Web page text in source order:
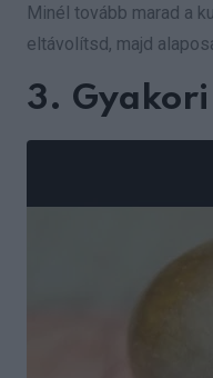
Minél tovább marad a
eltávolítsd, majd
3.